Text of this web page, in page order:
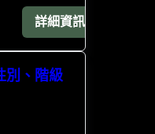
詳細資訊
別、階級